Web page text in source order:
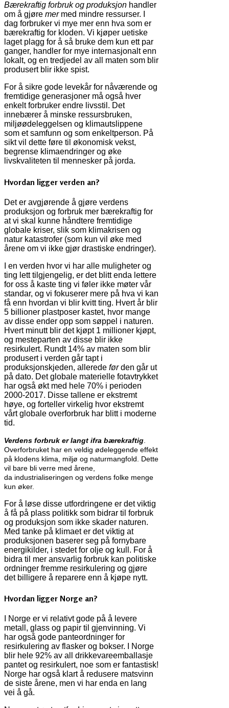
Bærekraftig forbruk og produksjon handler
om å gjøre mermed mindre ressurser. I
dag forbruker vi mye mer enn hva som er
bærekraftig for kloden. Vi kjøper uetiske
laget plagg for å så bruke dem kun ett par
ganger, handler for mye internasjonalt enn
lokalt, og en tredjedel av all maten som blir
produsert blir ikke spist.
For å sikre gode levekår for nåværende og
fremtidige generasjoner må også hver
enkelt forbruker endre livsstil. Det
innebærer å minske ressursbruken,
miljøødeleggelsen og klimautslippene
som et samfunn og som enkeltperson. På
sikt vil dette føre til økonomisk vekst,
begrense klimaendringer og øke
livskvaliteten til mennesker på jorda.
Hvordan ligger verden an?
Det er avgjørende å gjøre verdens
produksjon og forbruk mer bærekraftig for
at vi skal kunne håndtere fremtidige
globale kriser, slik som klimakrisen og
natur katastrofer (som kun vil øke med
årene om vi ikke gjør drastiske endringer).
I en verden hvor vi har alle muligheter og
ting lett tilgjengelig, er det blitt enda lettere
for oss å kaste ting vi føler ikke møter vår
standar, og vi fokuserer mere på hva vi kan
få enn hvordan vi blir kvitt ting. Hvert år blir
5 billioner plastposer kastet, hvor mange
av disse ender opp som søppel i naturen.
Hvert minutt blir det kjøpt 1 millioner kjøpt,
og mesteparten av disse blir ikke
resirkulert. Rundt 14% av maten som blir
produsert i verden går tapt i
produksjonskjeden, allerede førden går ut
på dato. Det globale materielle fotavtrykket
har også økt med hele 70% i perioden
2000-2017. Disse tallene er ekstremt
høye, og forteller virkelig hvor ekstremt
vårt globale overforbruk har blitt i moderne
tid.
Verdens forbruk er langt ifra bærekraftig
Overforbruket har en veldig ødeleggende effekt
på klodens klima, miljø og naturmangfold. Dette
vil bare bli verre med årene,
da industrialiseringen og verdens folke menge
kun øker.
For å løse disse utfordringene er det viktig
å få på plass politikk som bidrar til forbruk
og produksjon som ikke skader naturen.
Med tanke på klimaet er det viktig at
produksjonen baserer seg på fornybare
energikilder, i stedet for olje og kull. For å
bidra til mer ansvarlig forbruk kan politiske
ordninger fremme resirkulering og gjøre
det billigere å reparere enn å kjøpe nytt.
Hvordan ligger Norge an?
I Norge er vi relativt gode på å levere
metall, glass og papir til gjenvinning. Vi
har også gode panteordninger for
resirkulering av flasker og bokser. I Norge
blir hele 92% av all drikkevareemballasje
pantet og resirkulert, noe som er fantastisk!
Norge har også klart å redusere matsvinn
de siste årene, men vi har enda en lang
vei å gå.